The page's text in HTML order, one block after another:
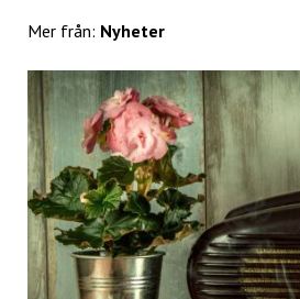
Mer från: Nyheter